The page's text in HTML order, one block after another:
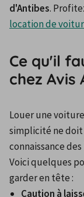
d'Antibes.
location de
Ce qu'il
chez Avis
Louer une
simplicité ne doit
connaissance
Voici quelques
garder en tête :
Caution à